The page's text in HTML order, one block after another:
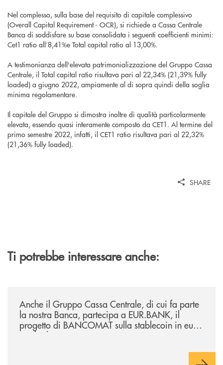
Nel complesso, sulla base del requisito di capitale complessivo
(Overall Capital Requirement - OCR), si richiede a Cassa Centrale
Banca di soddisfare su base consolidata i seguenti coefficienti minimi:
Cet1 ratio all’8,41%e Total capital ratio al 13,00%.
A testimonianza dell'elevata patrimonializzazione del Gruppo Cassa
Centrale, il Total capital ratio risultava pari al 22,34% (21,39% fully
loaded) a giugno 2022, ampiamente al di sopra quindi della soglia
minima regolamentare.
Il capitale del Gruppo si dimostra inoltre di qualità particolarmente
elevata, essendo quasi interamente composto da CET1. Al termine del
primo semestre 2022, infatti, il CET1 ratio risultava pari al 22,32%
(21,36% fully loaded).
SHARE
Ti potrebbe interessare anche:
Anche il Gruppo Cassa Centrale, di cui fa parte
la nostra Banca, partecipa a EUR.BANK, il
progetto di BANCOMAT sulla stablecoin in euro
e sul relativo ecosistema